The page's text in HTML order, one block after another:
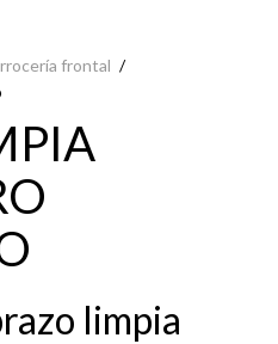
frontal
limpia